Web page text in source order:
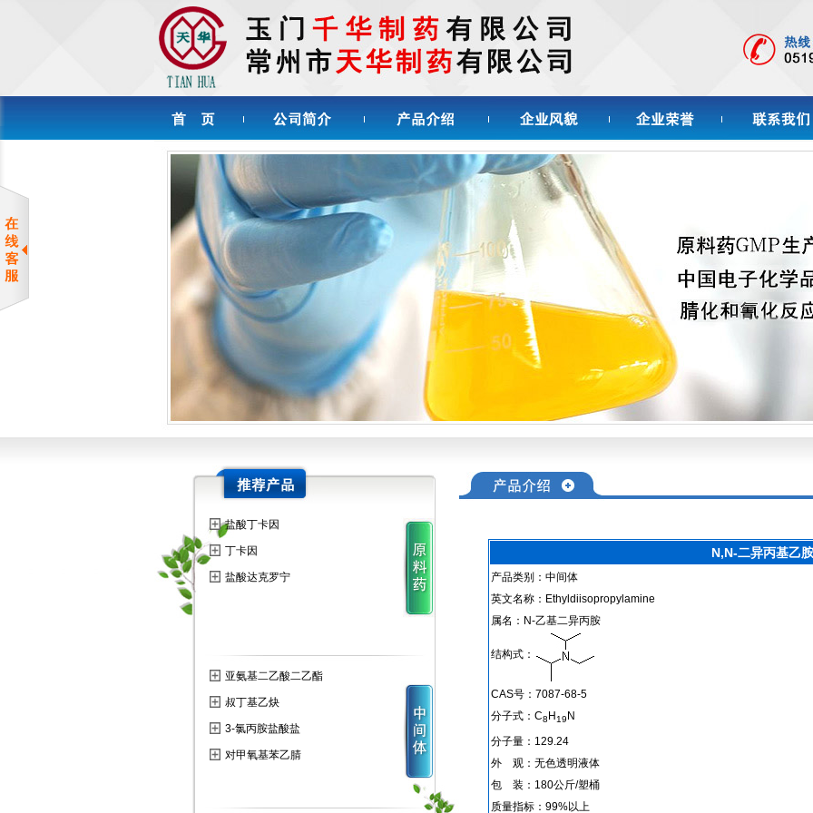
盐酸丁卡因
丁卡因
盐酸达克罗宁
亚氨基二乙酸二乙酯
叔丁基乙炔
3-氯丙胺盐酸盐
对甲氧基苯乙腈
N,N-二异丙基乙胺
产品类别：中间体
英文名称：Ethyldiisopropylamine
属名：N-乙基二异丙胺
结构式：
CAS号：7087-68-5
分子式：C8 H19 N
分子量：129.24
外 观：无色透明液体
包 装：180公斤/塑桶
质量指标：99%以上